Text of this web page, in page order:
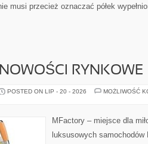
musi przecież oznaczać półek
NOWOŚCI RYNKOWE
POSTED ON LIP - 20 - 2026
MOŻLIWOŚĆ
MFactory – miejsce dla
luksusowych